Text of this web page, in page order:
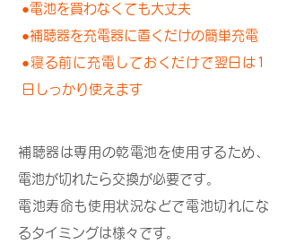
●電池を買わなくても大丈夫
●補聴器を充電器に置くだけの簡単充電
●寝る前に充電しておくだけで翌日は1
日しっかり使えます
補聴器は専用の乾電池を使用するため、
電池が切れたら交換が必要です。
電池寿命も使用状況などで電池切れにな
るタイミングは様々です。